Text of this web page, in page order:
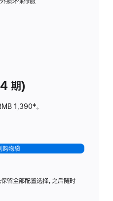
期)
1,390脚
‡。
购物袋
留全部配置选择，之后随时